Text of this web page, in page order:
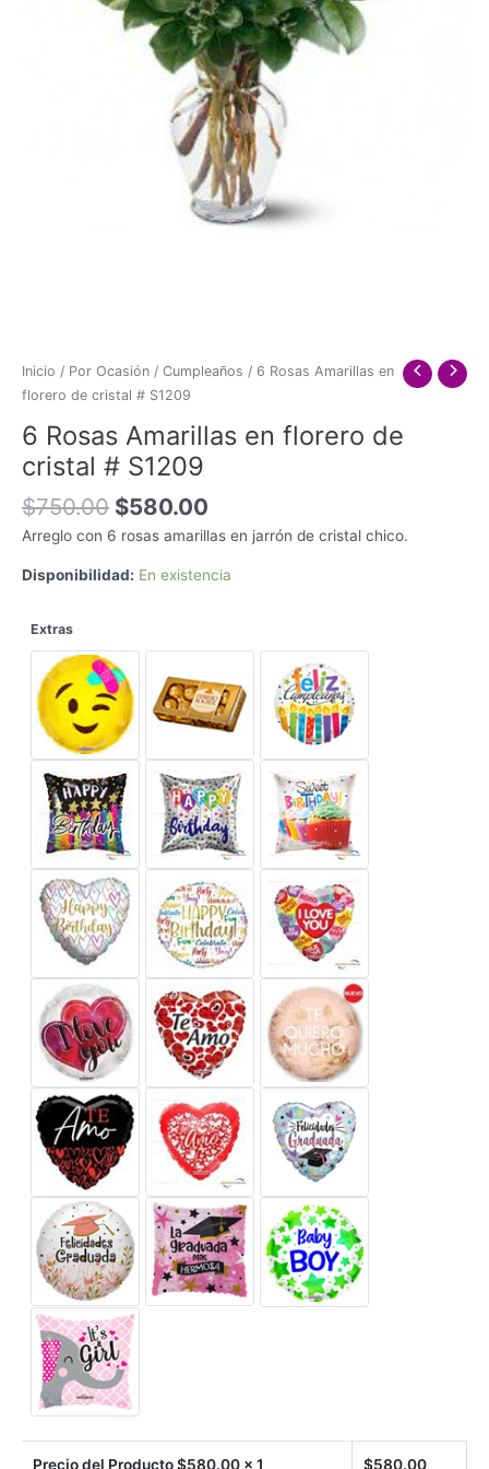
Inicio / Por Ocasión / Cumpleaños / 6 Rosas Amarillas en
florero de cristal # S1209
6 Rosas Amarillas en florero de
cristal # S1209
$750.00 Original
price
$750.00.
$580.00
price
$580.00.
Arreglo con 6 rosas amarillas en jarrón de cristal chico.
Disponibilidad: En existencia
Extras
Precio del Producto $580.00 x 1 $580.00